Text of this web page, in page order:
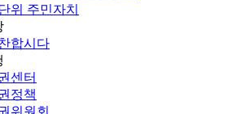
위 주민자치
합시다
센터
정책
위원회